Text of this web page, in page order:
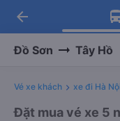
Tải
Nhận
Tải
-30k/
arrow_back
Đồ Sơn Tây Hồ
Vé xe khách xe đi Hà
Đặt mua vé xe 5